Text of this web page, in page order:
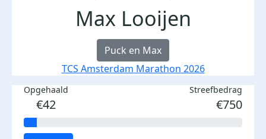
Max Looijen
Puck en Max
TCS Amsterdam Marathon 2026
Opgehaald
€42
Streefbedrag
€750